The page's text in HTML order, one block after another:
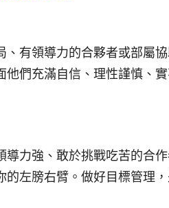
、有領導力的合夥者或部屬
他們充滿自信、理性謹慎、
導力強、敢於挑戰吃苦的合
的左膀右臂。做好目標管理